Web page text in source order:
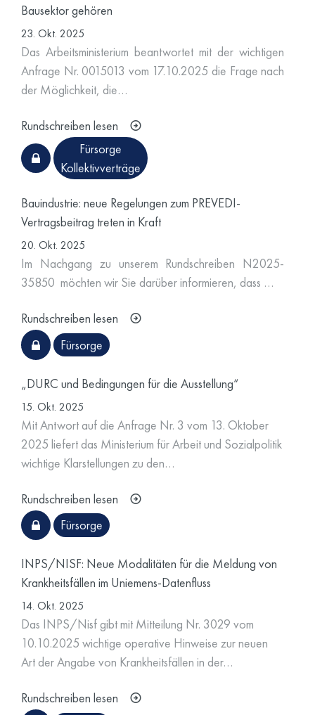
Bausektor gehören
23. Okt. 2025
Das Arbeitsministerium beantwortet mit der wichtigen
Anfrage Nr. 0015013 vom 17.10.2025 die Frage nach
der Möglichkeit, die…
Rundschreiben lesen
Fürsorge
Kollektivverträge
Bauindustrie: neue Regelungen zum PREVEDI-
Vertragsbeitrag treten in Kraft
20. Okt. 2025
Im Nachgang zu unserem Rundschreiben N2025-
35850 möchten wir Sie darüber informieren, dass …
Rundschreiben lesen
Fürsorge
„DURC und Bedingungen für die Ausstellung“
15. Okt. 2025
Mit Antwort auf die Anfrage Nr. 3 vom 13. Oktober
2025 liefert das Ministerium für Arbeit und Sozialpolitik
wichtige Klarstellungen zu den…
Rundschreiben lesen
Fürsorge
INPS/NISF: Neue Modalitäten für die Meldung von
Krankheitsfällen im Uniemens-Datenfluss
14. Okt. 2025
Das INPS/Nisf gibt mit Mitteilung Nr. 3029 vom
10.10.2025 wichtige operative Hinweise zur neuen
Art der Angabe von Krankheitsfällen in der…
Rundschreiben lesen